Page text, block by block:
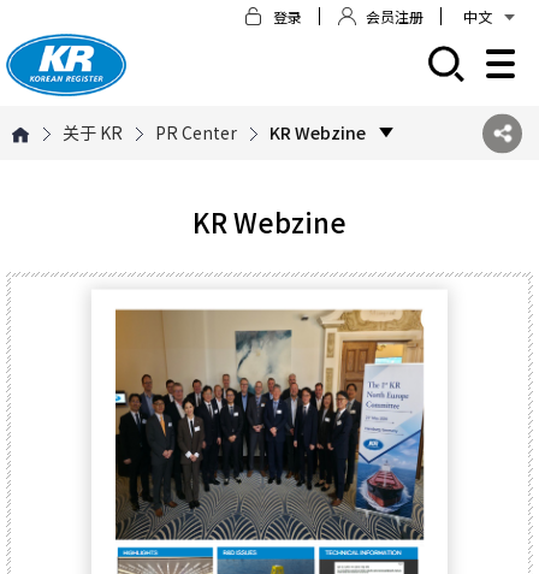
登录 会员注册 中文
关于 KR PR Center KR Webzine
KR Webzine